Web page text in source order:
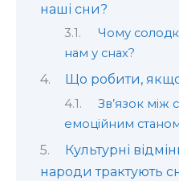
наші сни?
Чому
нам у снах?
Що робити,
Зв’язок між
емоційним
Культурні
народи трактують